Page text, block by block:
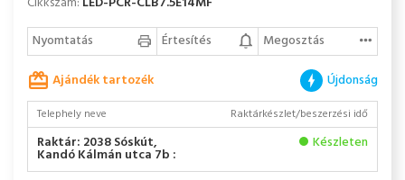
Nyomtatás
Értesítés
Megosztás
Ajándék tartozék
Újdonság
Telephely neve Raktárkészlet/beszerzési idő
Raktár: 2038 Sóskút,
Kandó Kálmán utca 7b :
Készleten